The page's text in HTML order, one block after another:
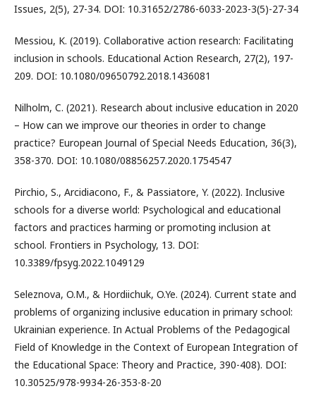
Issues, 2(5), 27-34. DOI: 10.31652/2786-6033-2023-3(5)-27-34
Messiou, K. (2019). Collaborative action research: Facilitating
inclusion in schools. Educational Action Research, 27(2), 197-
209. DOI: 10.1080/09650792.2018.1436081
Nilholm, C. (2021). Research about inclusive education in 2020
– How can we improve our theories in order to change
practice? European Journal of Special Needs Education, 36(3),
358-370. DOI: 10.1080/08856257.2020.1754547
Pirchio, S., Arcidiacono, F., & Passiatore, Y. (2022). Inclusive
schools for a diverse world: Psychological and educational
factors and practices harming or promoting inclusion at
school. Frontiers in Psychology, 13. DOI:
10.3389/fpsyg.2022.1049129
Seleznova, O.M., & Hordiichuk, O.Ye. (2024). Current state and
problems of organizing inclusive education in primary school:
Ukrainian experience. In Actual Problems of the Pedagogical
Field of Knowledge in the Context of European Integration of
the Educational Space: Theory and Practice, 390-408). DOI:
10.30525/978-9934-26-353-8-20